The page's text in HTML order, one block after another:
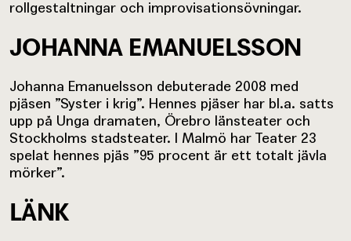
rollgestaltningar och improvisationsövningar.
JOHANNA EMANUELSSON
Johanna Emanuelsson debuterade 2008 med
pjäsen ”Syster i krig”. Hennes pjäser har bl.a. satts
upp på Unga dramaten, Örebro länsteater och
Stockholms stadsteater. I Malmö har Teater 23
spelat hennes pjäs ”95 procent är ett totalt jävla
mörker”.
LÄNK